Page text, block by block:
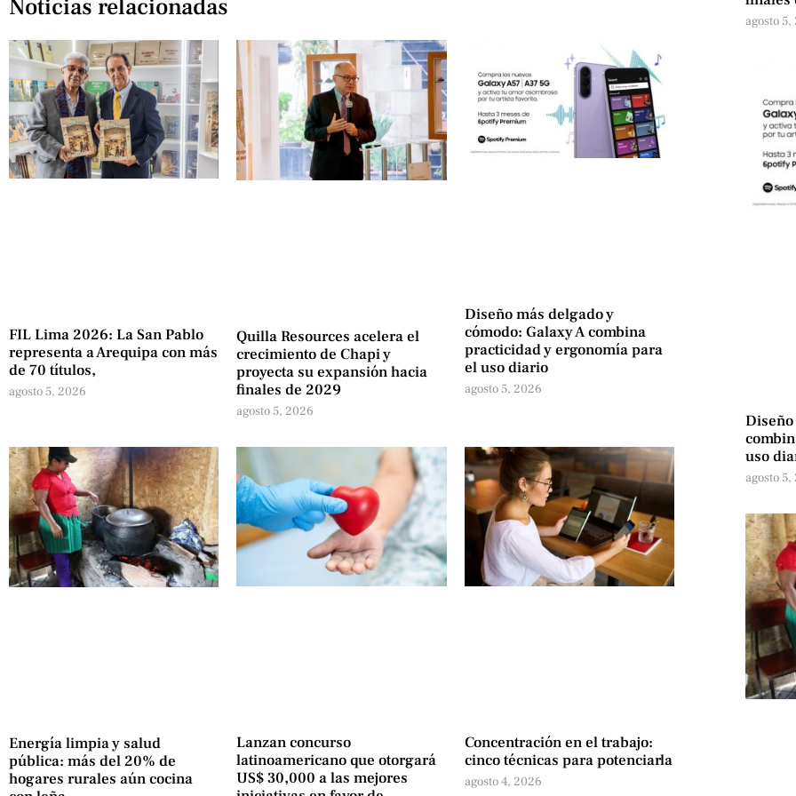
Noticias relacionadas
FIL Lima 2026: La San Pablo
representa a Arequipa con más
de 70 títulos,
agosto 5, 2026
Quilla Resources acelera el
crecimiento de Chapi y
proyecta su expansión hacia
finales de 2029
agosto 5, 2026
Diseño más delgado y
cómodo: Galaxy A combina
practicidad y ergonomía para
el uso diario
agosto 5, 2026
Energía limpia y salud
pública: más del 20% de
hogares rurales aún cocina
Lanzan concurso
latinoamericano que otorgará
US$ 30,000 a las mejores
Concentración en el trabajo:
cinco técnicas para potenciarla
agosto 4, 2026
agosto
Diseño
uso
agosto